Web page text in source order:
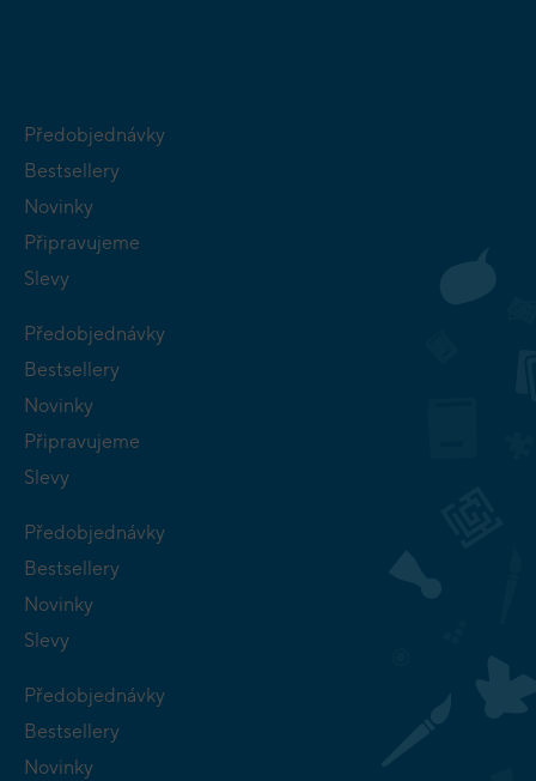
Předobjednávky
Bestsellery
Novinky
Připravujeme
Slevy
Předobjednávky
Bestsellery
Novinky
Připravujeme
Slevy
Předobjednávky
Bestsellery
Novinky
Slevy
Předobjednávky
Bestsellery
Novinky